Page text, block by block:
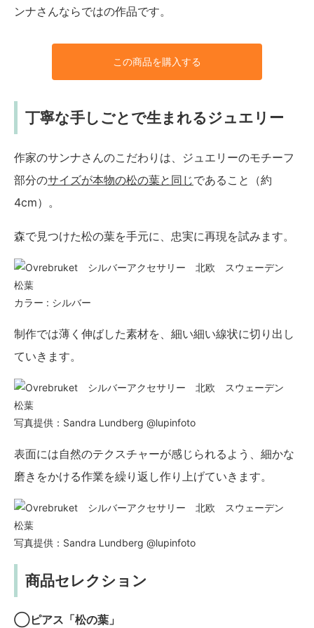
ンナさんならではの作品です。
この商品を購入する
丁寧な手しごとで生まれるジュエリー
作家のサンナさんのこだわりは、ジュエリーのモチーフ
部分のサイズが本物の松の葉と同じであること（約
4cm）。
森で見つけた松の葉を手元に、忠実に再現を試みます。
カラー : シルバー
制作では薄く伸ばした素材を、細い細い線状に切り出し
ていきます。
写真提供：Sandra Lundberg @lupinfoto
表面には自然のテクスチャーが感じられるよう、細かな
磨きをかける作業を繰り返し作り上げていきます。
写真提供：Sandra Lundberg @lupinfoto
商品セレクション
◯ピアス「松の葉」